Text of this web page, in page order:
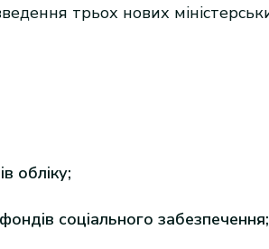
трьох нових
обліку;
соціального забезпечення;